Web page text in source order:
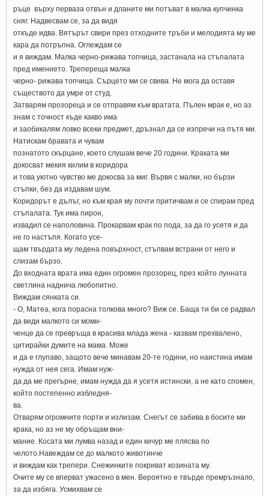
ръце върху перваза отвън и дланите ми потъват в малка купчинка
сняг. Надвесвам се, за да видя
откъде идва. Вятърът свири през отходните тръби и мелодията му ме
кара да потръпна. Оглеждам се
и я виждам. Малка черно-рижава топчица, застанала на стъпалата
пред имението. Трепереща малка
черно- рижава топчица. Сърцето ми се свива. Не мога да оставя
съществото да умре от студ.
Затварям прозореца и се отправям към вратата. Пълен мрак е, но аз
знам с точност къде какво има
и заобикалям ловко всеки предмет, дръзнал да се изпречи на пътя ми.
Натискам бравата и чувам
познатото скърцане, което слушам вече 20 години. Краката ми
докосват мекия килим в коридора
и това уютно чувство ме докосва за миг. Вървя с малки, но бързи
стъпки, без да издавам шум.
Коридорът е дълъг, но към края му почти притичвам и се спирам пред
стъпалата. Тук има пирон,
извадил се наполовина. Прокарвам крак по пода, за да го усетя и да
не го настъпя. Когато усе-
щам твърдата му ледена повърхност, стъпвам встрани от него и
слизам бързо.
До входната врата има един огромен прозорец, през който лунната
светлина наднича любопитно.
Виждам сянката си.
- О, Матеа, кога порасна толкова много? Виж се. Баща ти би се радвал
да види малкото си моми-
ченце да се превръща в красива млада жена - казвам прехвалено,
цитирайки думите на мама. Може
и да е глупаво, защото вече минавам 20-те години, но наистина имам
нужда от нея сега. Имам нуж-
да да ме прегърне, имам нужда да я усетя истински, а не като спомен,
който постепенно избледня-
ва.
Отварям огромните порти и излизам. Снегът се забива в босите ми
крака, но аз не му обръщам вни-
мание. Косата ми лумва назад и един кичур ме плясва по
челото.Навеждам се до малкото животинче
и виждам как трепери. Снежинките покриват козината му.
Очите му се вперват ужасено в мен. Вероятно е твърде премръзнало,
за да избяга. Усмихвам се